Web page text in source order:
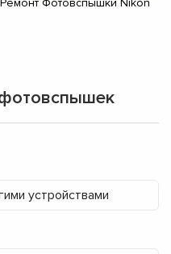
Ремонт Фотовспышки Nikon
устройствами